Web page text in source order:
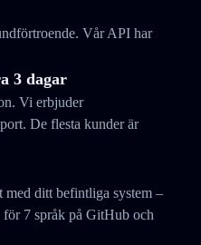
Vår API har
3 dagar
Vi erbjuder
De flesta kunder är
med ditt befintliga system –
7 språk på GitHub och